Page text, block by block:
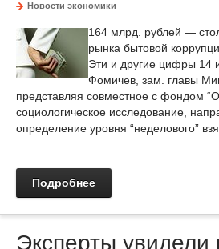
Новости экономики
164 млрд. рублей —
рынка бытовой
Эти и другие цифры 14
Фомичев, зам. главы
представляя совместное с фондом
социологическое исследование,
определение уровня “неделового”
Подробнее
Эксперты увидели